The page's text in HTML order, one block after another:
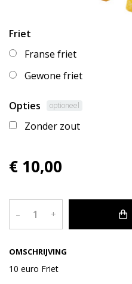
OMSCHRIJVING
10 euro Friet
Friet
Franse friet
Gewone friet
Opties optioneel
Zonder zout
€ 10,00
– +